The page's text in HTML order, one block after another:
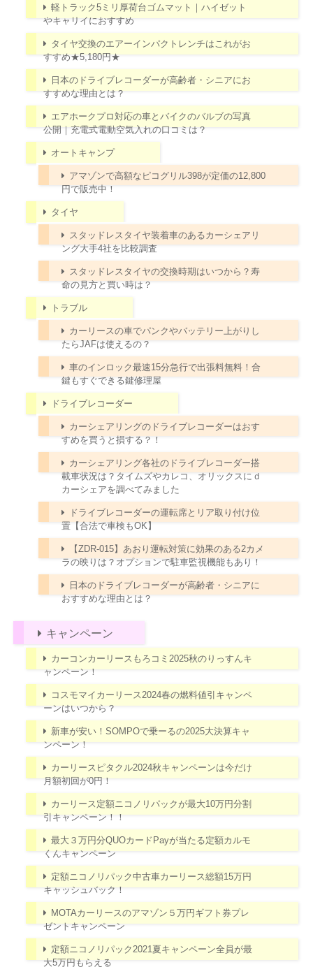
軽トラック5ミリ厚荷台ゴムマット｜ハイゼット
やキャリイにおすすめ
タイヤ交換のエアーインパクトレンチはこれがお
すすめ★5,180円★
日本のドライブレコーダーが高齢者・シニアにお
すすめな理由とは？
エアホークプロ対応の車とバイクのバルブの写真
公開｜充電式電動空気入れの口コミは？
オートキャンプ
アマゾンで高額なピコグリル398が定価の12,800
円で販売中！
タイヤ
スタッドレスタイヤ装着車のあるカーシェアリ
ング大手4社を比較調査
スタッドレスタイヤの交換時期はいつから？寿
命の見方と買い時は？
トラブル
カーリースの車でパンクやバッテリー上がりし
たらJAFは使えるの？
車のインロック最速15分急行で出張料無料！合
鍵もすぐできる鍵修理屋
ドライブレコーダー
カーシェアリングのドライブレコーダーはおす
すめを買うと損する？！
カーシェアリング各社のドライブレコーダー搭
載車状況は？タイムズやカレコ、オリックスにｄ
カーシェアを調べてみました
ドライブレコーダーの運転席とリア取り付け位
置【合法で車検もOK】
【ZDR-015】あおり運転対策に効果のある2カメ
ラの映りは？オプションで駐車監視機能もあり！
日本のドライブレコーダーが高齢者・シニアに
おすすめな理由とは？
キャンペーン
カーコンカーリースもろコミ2025秋のりっすんキ
ャンペーン！
コスモマイカーリース2024春の燃料値引キャンペ
ーンはいつから？
新車が安い！SOMPOで乗ーるの2025大決算キャ
ンペーン！
カーリースピタクル2024秋キャンペーンは今だけ
月額初回が0円！
カーリース定額ニコノリパックが最大10万円分割
引キャンペーン！！
最大３万円分QUOカードPayが当たる定額カルモ
くんキャンペーン
定額ニコノリパック中古車カーリース総額15万円
キャッシュバック！
MOTAカーリースのアマゾン５万円ギフト券プレ
ゼントキャンペーン
定額ニコノリパック2021夏キャンペーン全員が最
大5万円もらえる